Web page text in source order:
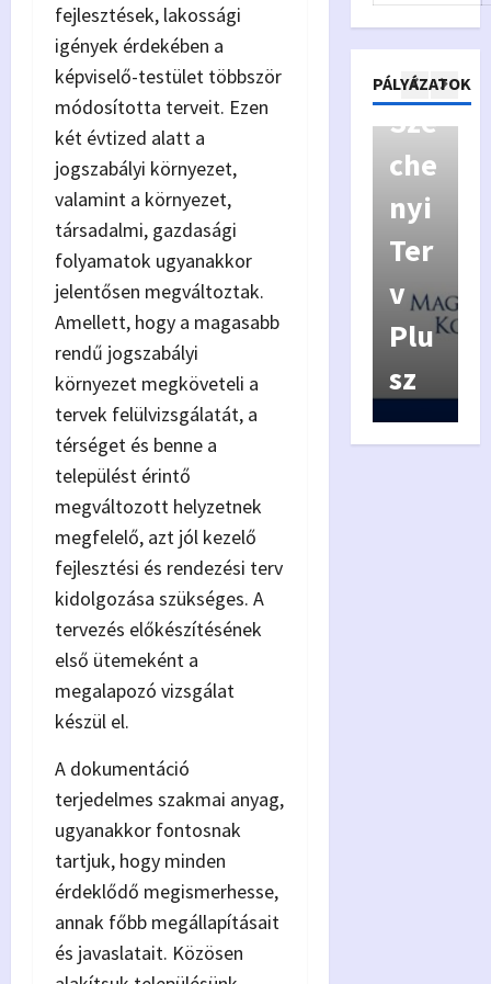
fejlesztések, lakossági
igények érdekében a
képviselő-testület többször
módosította terveit. Ezen
két évtized alatt a
jogszabályi környezet,
valamint a környezet,
társadalmi, gazdasági
folyamatok ugyanakkor
jelentősen megváltoztak.
Amellett, hogy a magasabb
rendű jogszabályi
környezet megköveteli a
tervek felülvizsgálatát, a
térséget és benne a
települést érintő
megváltozott helyzetnek
megfelelő, azt jól kezelő
fejlesztési és rendezési terv
kidolgozása szükséges. A
tervezés előkészítésének
első ütemeként a
megalapozó vizsgálat
készül el.
A dokumentáció
terjedelmes szakmai anyag,
ugyanakkor fontosnak
tartjuk, hogy minden
érdeklődő megismerhesse,
annak főbb megállapításait
és javaslatait. Közösen
PÁLYÁZATOK
Pályázatok
Szé
che
nyi
Ter
v
Plu
sz